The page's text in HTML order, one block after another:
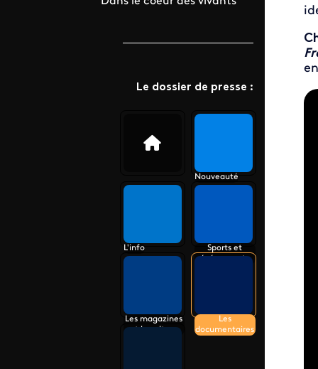
Le dossier de presse :
Nouveauté
L'info
Sports et
événements
Les magazines
et la culture
Les
documentaires